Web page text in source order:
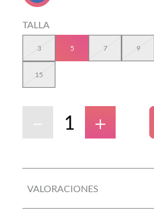
TALLA
3 5 7 9
15
＋
－
VALORACIONES